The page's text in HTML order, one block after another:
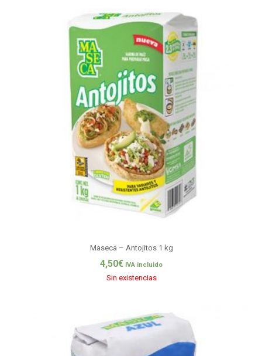
Maseca – Antojitos 1 kg
4,50€ IVA incluido
Sin existencias